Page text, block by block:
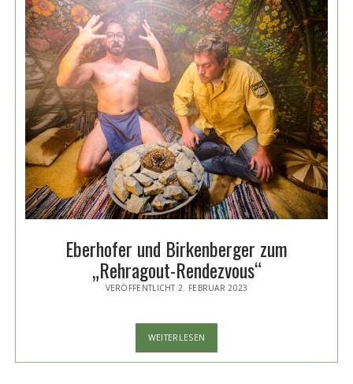
Eberhofer und Birkenberger zum
„Rehragout-Rendezvous“
VERÖFFENTLICHT 2. FEBRUAR 2023
WEITERLESEN
UND